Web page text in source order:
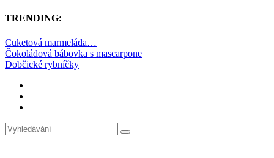
TRENDING:
Cuketová marmeláda…
Čokoládová bábovka s mascarpone
Dobčické rybníčky